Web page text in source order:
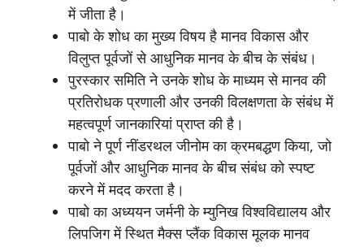
में जीता है।
पाबो के शोध का मुख्य विषय है मानव विकास और
विलुप्त पूर्वजों से आधुनिक मानव के बीच के संबंध।
पुरस्कार समिति ने उनके शोध के माध्यम से मानव की
प्रतिरोधक प्रणाली और उनकी विलक्षणता के संबंध में
महत्वपूर्ण जानकारियां प्राप्त की है।
पाबो ने पूर्ण नींडरथल जीनोम का क्रमबद्धण किया, जो
पूर्वजों और आधुनिक मानव के बीच संबंध को स्पष्ट
करने में मदद करता है।
पाबो का अध्ययन जर्मनी के म्युनिख विश्वविद्यालय और
लिपजिग में स्थित मैक्स प्लैंक विकास मूलक मानव